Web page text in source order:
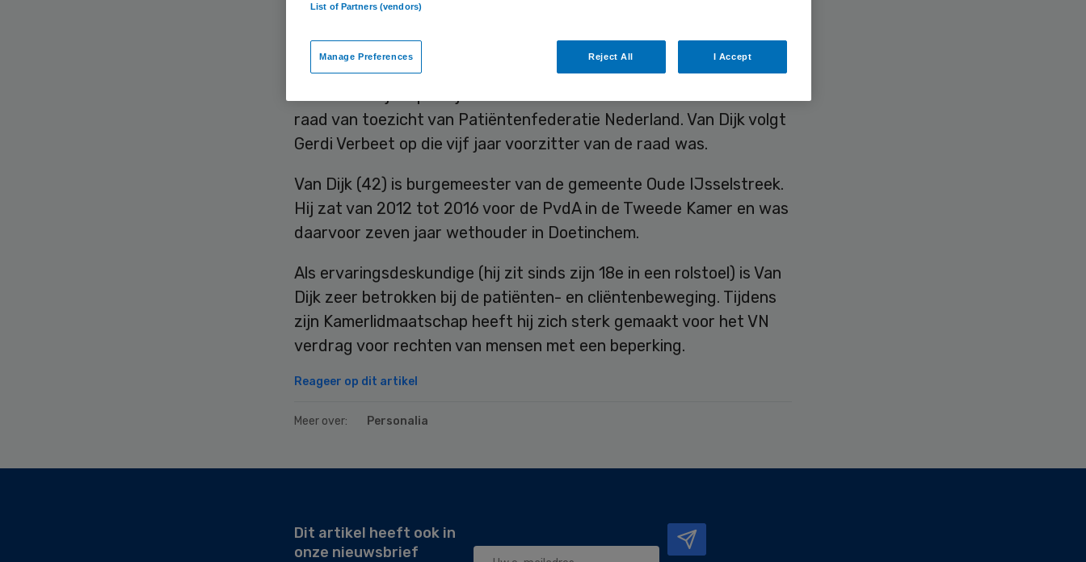
raad van toezicht van Patiëntenfederatie Nederland. Van Dijk volgt
Gerdi Verbeet op die vijf jaar voorzitter van de raad was.
Van Dijk (42) is burgemeester van de gemeente Oude IJsselstreek.
Hij zat van 2012 tot 2016 voor de PvdA in de Tweede Kamer en was
daarvoor zeven jaar wethouder in Doetinchem.
Als ervaringsdeskundige (hij zit sinds zijn 18e in een rolstoel) is Van
Dijk zeer betrokken bij de patiënten- en cliëntenbeweging. Tijdens
zijn Kamerlidmaatschap heeft hij zich sterk gemaakt voor het VN
verdrag voor rechten van mensen met een beperking.
Reageer op dit artikel
Meer over: Personalia
Dit artikel heeft ook in
onze nieuwsbrief
List of Partners (vendors)
Manage Preferences Reject All I Accept